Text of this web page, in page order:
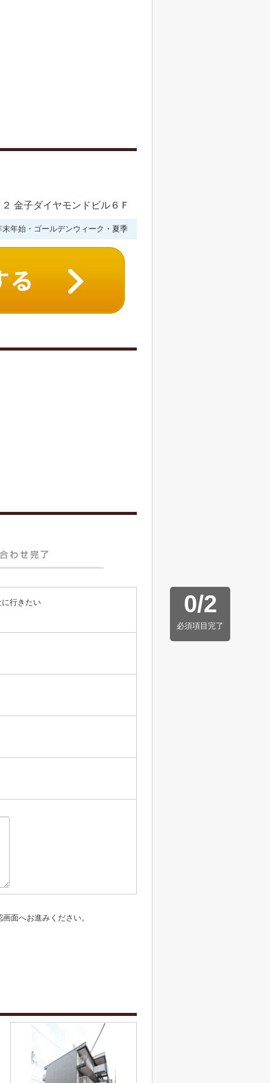
金子ダイヤモンドビル６Ｆ
始・ゴールデンウィーク・夏季
0/2
必須項目完了
行きたい
面へお進みください。